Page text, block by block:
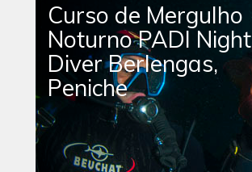
Curso de Mergulho
Noturno PADI Night
Diver Berlengas,
Peniche